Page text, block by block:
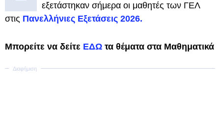
εξετάστηκαν σήμερα οι μαθητές των ΓΕΛ
στις Πανελλήνιες Εξετάσεις 2026.
Μπορείτε να δείτε ΕΔΩ τα θέματα στα Μαθηματικά